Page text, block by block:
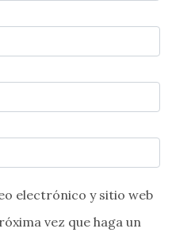
electrónico y sitio web
vez que haga un